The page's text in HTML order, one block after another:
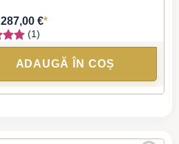
287,00 €*
(1)
ADAUGĂ ÎN COȘ